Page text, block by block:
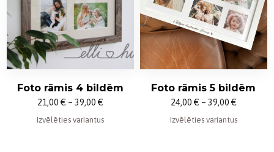
Foto rāmis 4 bildēm
21,00€ – 39,00€
Izvēlēties variantus
Foto rāmis 5 bildēm
24,00 € – 39,00 €
Izvēlēties variantus